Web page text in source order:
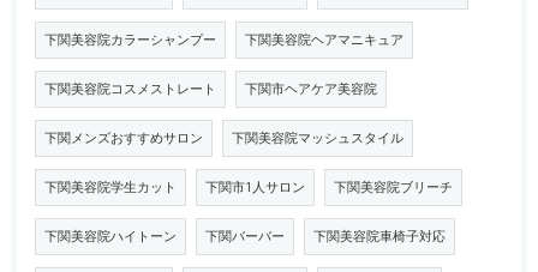
下関美容院カラーシャンプー 下関美容院ヘアマニキュア
下関美容院コスメストレート 下関市ヘアケア美容院
下関メンズおすすめサロン 下関美容院マッシュスタイル
下関美容院学生カット 下関市1人サロン 下関美容院ブリーチ
下関美容院ハイトーン 下関バーバー 下関美容院車椅子対応